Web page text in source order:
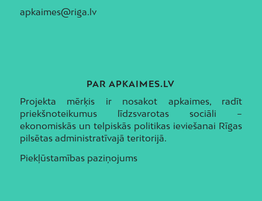
apkaimes@riga.lv
PAR APKAIMES.LV
Projekta mērķis ir nosakot apkaimes, radīt
priekšnoteikumus līdzsvarotas sociāli –
ekonomiskās un telpiskās politikas ieviešanai Rīgas
pilsētas administratīvajā teritorijā.
Piekļūstamības paziņojums